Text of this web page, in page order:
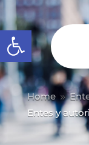
Abrir barra de
Home 9
Entes y